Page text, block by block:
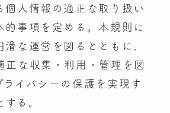
個人情報の適正な取り扱い
的事項を定める。本規則に
滑な運営を図るとともに、
正な収集・利用・管理を図
ライバシーの保護を実現す
する。